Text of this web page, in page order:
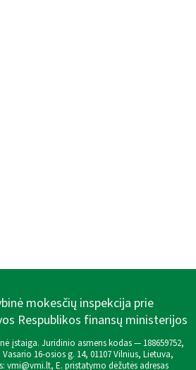
mokesčių inspekcija prie
Respublikos finansų ministerijos
įstaiga. Juridinio asmens kodas — 188659752,
Vasario 16-osios g. 14, 01107 Vilnius, Lietuva,
vmi@vmi.lt, E. pristatymo dėžutės adresas